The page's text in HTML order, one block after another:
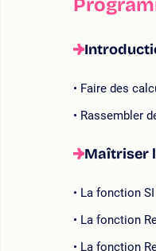
Faire des
Rassembler
Maîtriser
La fonction
La fonction
La fonction